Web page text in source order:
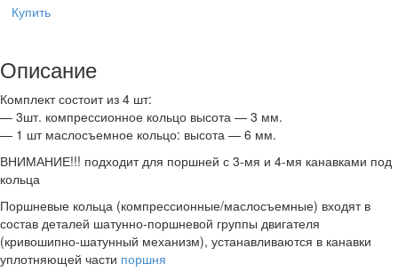
Купить
Описание
Комплект состоит из 4 шт:
— 3шт. компрессионное кольцо высота — 3 мм.
— 1 шт маслосъемное кольцо: высота — 6 мм.
ВНИМАНИЕ!!! подходит для поршней с 3-мя и 4-мя канавками под
кольца
Поршневые кольца (компрессионные/маслосъемные) входят в
состав деталей шатунно-поршневой группы двигателя
(кривошипно-шатунный механизм), устанавливаются в канавки
уплотняющей части поршня